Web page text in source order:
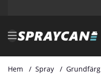
Hem Spray Grundfärg